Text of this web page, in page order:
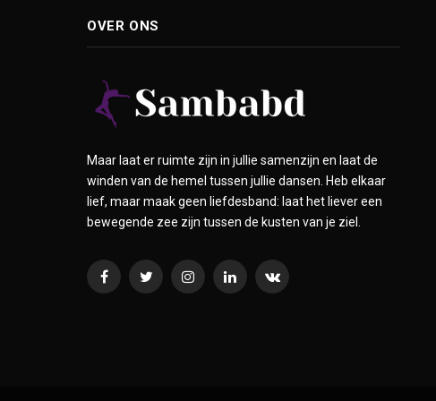
OVER ONS
Maar laat er ruimte zijn in jullie samenzijn en laat de
winden van de hemel tussen jullie dansen. Heb elkaar
lief, maar maak geen liefdesband: laat het liever een
bewegende zee zijn tussen de kusten van je ziel.
FacebookTwitterInstagramLinkedInVKontakte